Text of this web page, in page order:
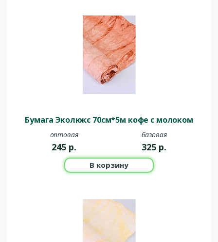
Бумага Эколюкс 70см*5м кофе с молоком
оптовая
245 р.
базовая
325 р.
В корзину